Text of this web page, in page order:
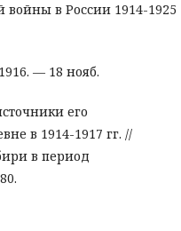
в России 1914-1925
— 18 нояб.
его
в 1914-1917 гг. //
в период